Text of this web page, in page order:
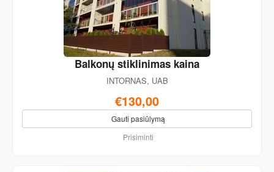
Balkonų stiklinimas kaina
INTORNAS, UAB
€130,00
Gauti pasiūlymą
Prisiminti